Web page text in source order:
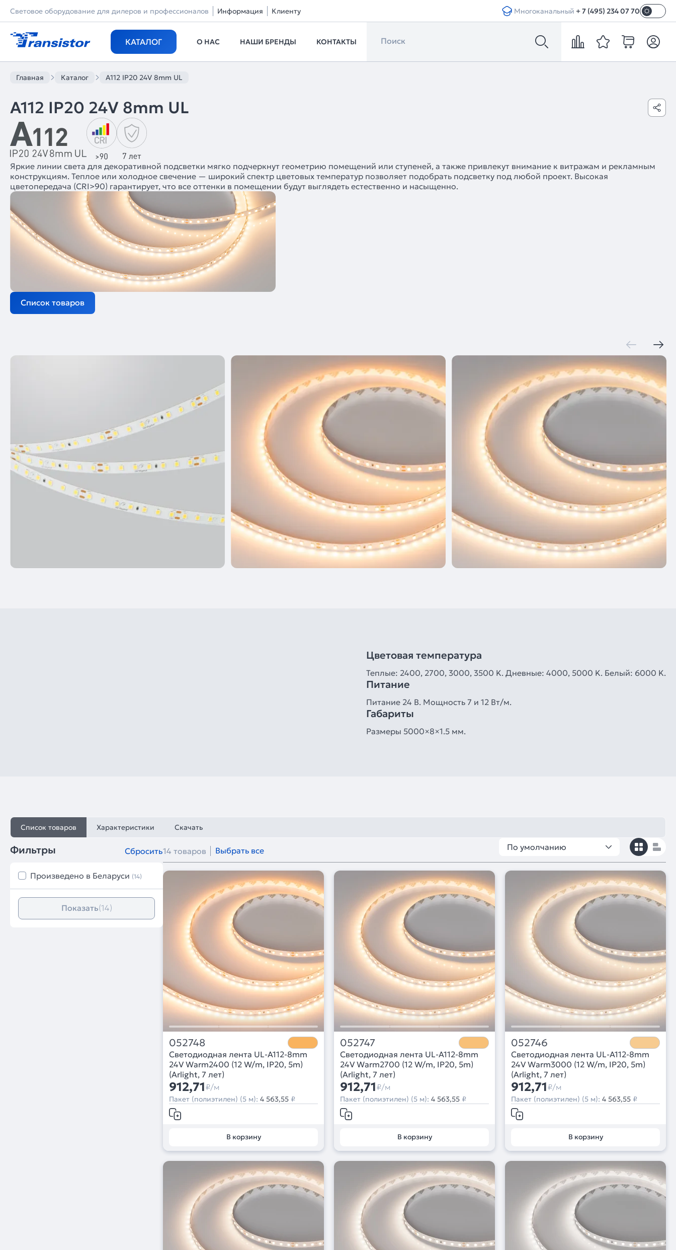
Световое оборудование для дилеров и профессионалов Информация Клиенту Многоканальный + 7 (495) 234 07 70
КАТАЛОГ О НАС НАШИ БРЕНДЫ КОНТАКТЫ
Главная Каталог A112 IP20 24V 8mm UL
A112 IP20 24V 8mm UL
Яркие линии света для декоративной подсветки мягко подчеркнут геометрию помещений или ступеней, а также привлекут внимание к витражам и рекламным
конструкциям. Теплое или холодное свечение — широкий спектр цветовых температур позволяет подобрать подсветку под любой проект. Высокая
цветопередача (CRI>90) гарантирует, что все оттенки в помещении будут выглядеть естественно и насыщенно.
Список товаров
Цветовая температура
Теплые: 2400, 2700, 3000, 3500 K. Дневные: 4000, 5000 K. Белый: 6000 K.
Питание
Питание 24 В. Мощность 7 и 12 Вт/м.
Габариты
Размеры 5000×8×1.5 мм.
Список товаров Характеристики Скачать
Фильтры Сбросить
Произведено в Беларуси (14)
Показать(14)
14 товаров Выбрать все По умолчанию
052748
Светодиодная лента UL-A112-8mm
24V Warm2400 (12 W/m, IP20, 5m)
(Arlight, 7 лет)
912,71₽/м
Пакет (полиэтилен) (5 м): 4 563,55 ₽
В корзину
052747
Светодиодная лента UL-A112-8mm
24V Warm2700 (12 W/m, IP20, 5m)
(Arlight, 7 лет)
912,71₽/м
Пакет (полиэтилен) (5 м): 4 563,55 ₽
В корзину
052746
Светодиодная лента UL-A112-8mm
24V Warm3000 (12 W/m, IP20, 5m)
(Arlight, 7 лет)
912,71₽/м
Пакет (полиэтилен) (5 м): 4 563,55 ₽
В корзину